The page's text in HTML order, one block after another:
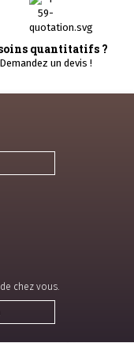
quantitatifs ?
Demandez un devis !
chez vous.